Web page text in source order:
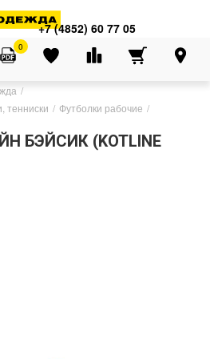
+7 (4852) 60 77 05
0
тенниски
Футболки рабочие
БЭЙСИК (KOTLINE